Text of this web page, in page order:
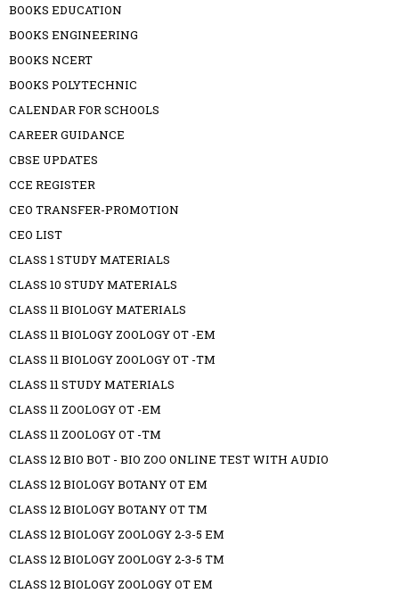
BOOKS EDUCATION
BOOKS ENGINEERING
BOOKS NCERT
BOOKS POLYTECHNIC
CALENDAR FOR SCHOOLS
CAREER GUIDANCE
CBSE UPDATES
CCE REGISTER
CEO TRANSFER-PROMOTION
CEO LIST
CLASS 1 STUDY MATERIALS
CLASS 10 STUDY MATERIALS
CLASS 11 BIOLOGY MATERIALS
CLASS 11 BIOLOGY ZOOLOGY OT -EM
CLASS 11 BIOLOGY ZOOLOGY OT -TM
CLASS 11 STUDY MATERIALS
CLASS 11 ZOOLOGY OT -EM
CLASS 11 ZOOLOGY OT -TM
CLASS 12 BIO BOT - BIO ZOO ONLINE TEST WITH AUDIO
CLASS 12 BIOLOGY BOTANY OT EM
CLASS 12 BIOLOGY BOTANY OT TM
CLASS 12 BIOLOGY ZOOLOGY 2-3-5 EM
CLASS 12 BIOLOGY ZOOLOGY 2-3-5 TM
CLASS 12 BIOLOGY ZOOLOGY OT EM